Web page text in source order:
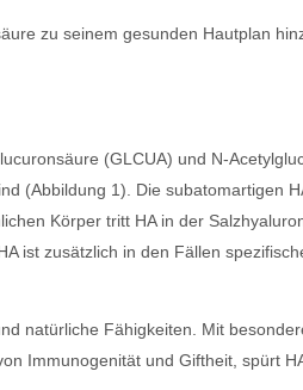
zu seinem gesunden Hautplan
(GLCUA) und N-
(Abbildung 1). Die subatomartigen
Körper tritt HA in der
ist zusätzlich in den Fällen
natürliche Fähigkeiten. Mit
Immunogenität und Giftheit, spürt